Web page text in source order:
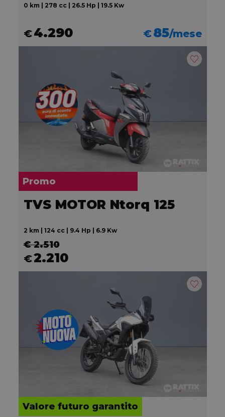
0 km | 278 cc | 26.5 Hp | 19.5 Kw
€4.290 €85/mese
Promo
TVS MOTOR Ntorq 125
2 km | 124 cc | 9.4 Hp | 6.9 Kw
€ 2.510
€2.210
Valore futuro garantito